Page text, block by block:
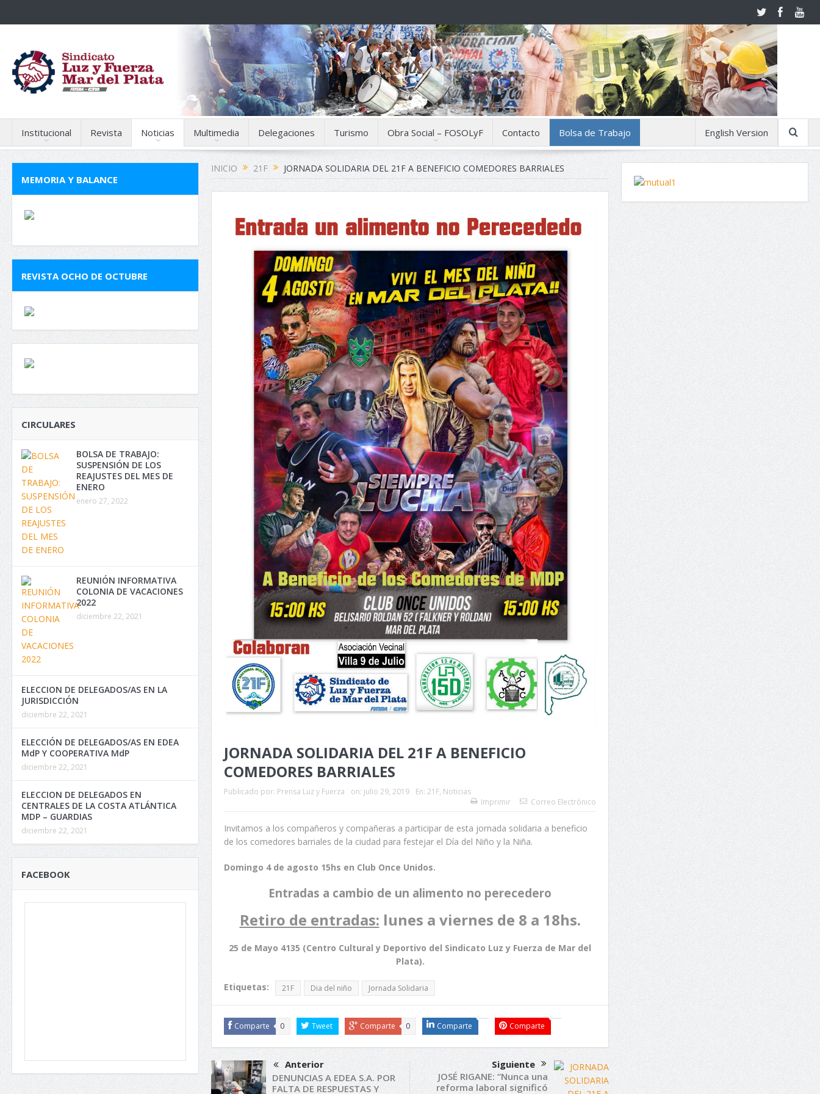
Institucional Revista Noticias Multimedia Delegaciones Turismo Obra Social – FOSOLyF Contacto Bolsa de Trabajo English Version
INICIO 21F JORNADA SOLIDARIA DEL 21F A BENEFICIO COMEDORES BARRIALES
JORNADA SOLIDARIA DEL 21F A BENEFICIO
COMEDORES BARRIALES
Publicado por: Prensa Luz y Fuerza on: julio 29, 2019 En: 21F, Noticias
Imprimir
Correo Electrónico
Invitamos a los compañeros y compañeras a participar de esta jornada solidaria a beneficio
de los comedores barriales de la ciudad para festejar el Día del Niño y la Niña.
Domingo 4 de agosto 15hs en Club Once Unidos.
Entradas a cambio de un alimento no perecedero
Retiro de entradas: lunes a viernes de 8 a 18hs.
25 de Mayo 4135 (Centro Cultural y Deportivo del Sindicato Luz y Fuerza de Mar del
Plata).
Etiquetas: 21F Dia del niño Jornada Solidaria
Comparte 0 Tweet Comparte 0 Comparte Comparte
Anterior
DENUNCIAS A EDEA S.A. POR
FALTA DE RESPUESTAS Y
Siguiente
JOSÉ RIGANE: “Nunca una
reforma laboral significó
MEMORIA Y BALANCE
REVISTA OCHO DE OCTUBRE
CIRCULARES
BOLSA DE TRABAJO:
SUSPENSIÓN DE LOS
REAJUSTES DEL MES DE
ENERO
enero 27, 2022
REUNIÓN INFORMATIVA
COLONIA DE VACACIONES
2022
diciembre 22, 2021
ELECCION DE DELEGADOS/AS EN LA
JURISDICCIÓN
diciembre 22, 2021
ELECCIÓN DE DELEGADOS/AS EN EDEA
MdP Y COOPERATIVA MdP
diciembre 22, 2021
ELECCION DE DELEGADOS EN
CENTRALES DE LA COSTA ATLÁNTICA
MDP – GUARDIAS
diciembre 22, 2021
FACEBOOK